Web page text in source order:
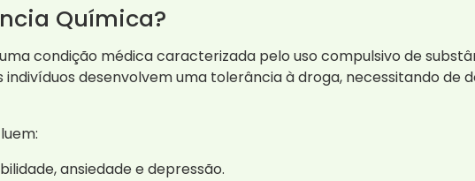
Química?
condição médica caracterizada pelo uso compulsivo de
indivíduos desenvolvem uma tolerância à droga, necessitando de
ansiedade e depressão.